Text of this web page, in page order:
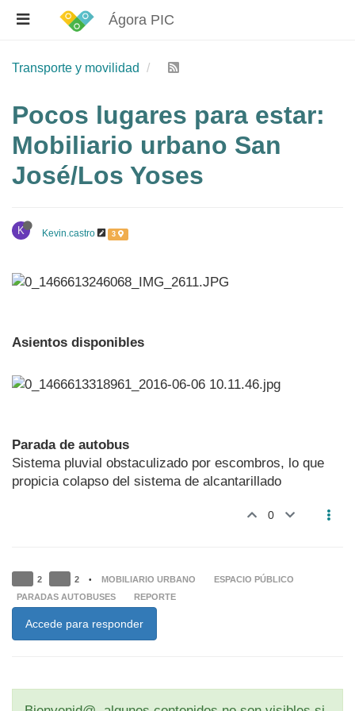
Ágora PIC
Transporte y movilidad
Pocos lugares para estar:
Mobiliario urbano San
José/Los Yoses
K Kevin.castro 3
Asientos disponibles
Parada de autobus
Sistema pluvial obstaculizado por escombros, lo que
propicia colapso del sistema de alcantarillado
0
2 2 • MOBILIARIO URBANO
ESPACIO PÚBLICO
PARADAS AUTOBUSES
REPORTE
Accede para responder